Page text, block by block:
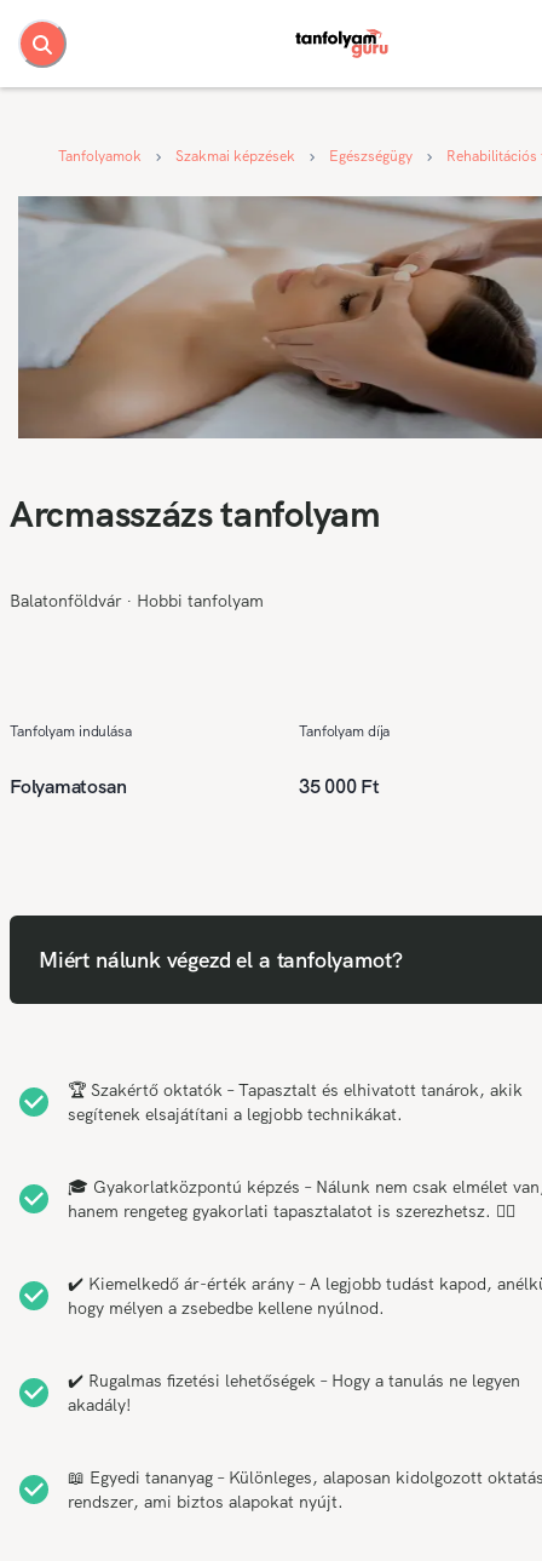
Tanfolyamok Szakmai képzések Egészségügy Rehabilitációs
Arcmasszázs tanfolyam
Balatonföldvár ∙ Hobbi tanfolyam
Tanfolyam indulása
Folyamatosan
Tanfolyam díja
35 000 Ft
Miért nálunk végezd el a tanfolyamot?
🏆 Szakértő oktatók – Tapasztalt és elhivatott tanárok, akik
segítenek elsajátítani a legjobb technikákat.
🎓 Gyakorlatközpontú képzés – Nálunk nem csak elmélet
hanem rengeteg gyakorlati tapasztalatot is szerezhetsz. 💆‍♂️
✔️ Kiemelkedő ár-érték arány – A legjobb tudást kapod,
hogy mélyen a zsebedbe kellene nyúlnod.
✔️ Rugalmas fizetési lehetőségek – Hogy a tanulás ne legyen
akadály!
📖 Egyedi tananyag – Különleges, alaposan kidolgozott
rendszer, ami biztos alapokat nyújt.